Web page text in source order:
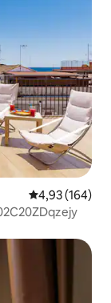
4,93 (164)